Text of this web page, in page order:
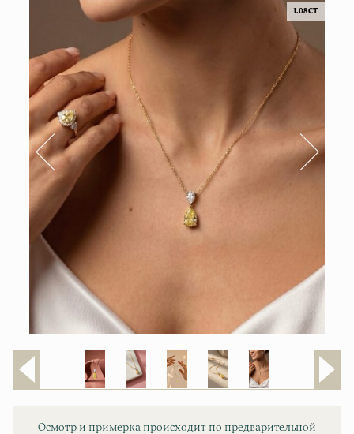
1.08 CT
Осмотр и примерка происходит по предварительной